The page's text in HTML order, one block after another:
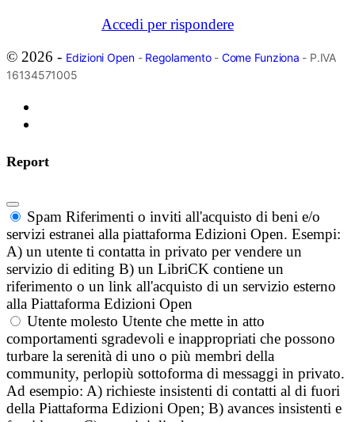
Accedi per rispondere
© 2026 - Edizioni Open- Regolamento- Come Funziona - P.IVA
16134571005
Report
Spam Riferimenti o inviti all'acquisto di beni e/o
servizi estranei alla piattaforma Edizioni Open. Esempi:
A) un utente ti contatta in privato per vendere un
servizio di editing B) un LibriCK contiene un
riferimento o un link all'acquisto di un servizio esterno
alla Piattaforma Edizioni Open
Utente molesto Utente che mette in atto
comportamenti sgradevoli e inappropriati che possono
turbare la serenità di uno o più membri della
community, perlopiù sottoforma di messaggi in privato.
Ad esempio: A) richieste insistenti di contatti al di fuori
della Piattaforma Edizioni Open; B) avances insistenti e